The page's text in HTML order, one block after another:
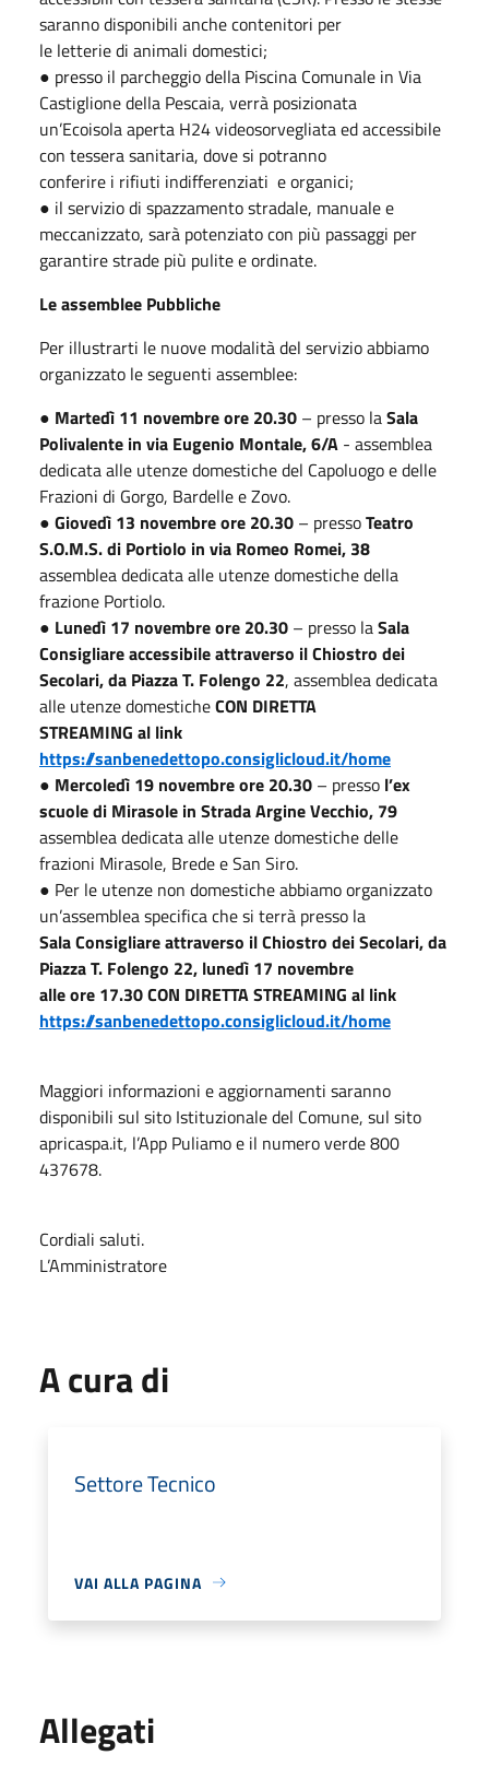
saranno disponibili anche contenitori per
le letterie di animali domestici;
● presso il parcheggio della Piscina Comunale in Via
Castiglione della Pescaia, verrà posizionata
un’Ecoisola aperta H24 videosorvegliata ed accessibile
con tessera sanitaria, dove si potranno
conferire i rifiuti indifferenziati e organici;
● il servizio di spazzamento stradale, manuale e
meccanizzato, sarà potenziato con più passaggi per
garantire strade più pulite e ordinate.
Le assemblee Pubbliche
Per illustrarti le nuove modalità del servizio abbiamo
organizzato le seguenti assemblee:
● Martedì 11 novembre ore 20.30 – presso laSala
Polivalente in via Eugenio Montale, 6/A - assemblea
dedicata alle utenze domestiche del Capoluogo e delle
Frazioni di Gorgo, Bardelle e Zovo.
● Giovedì 13 novembre ore 20.30 – pressoTeatro
S.O.M.S. di Portiolo in via Romeo Romei, 38
assemblea dedicata alle utenze domestiche della
frazione Portiolo.
● Lunedì 17 novembre ore 20.30 – presso laSala
Consigliare accessibile attraverso il Chiostro dei
Secolari, da Piazza T. Folengo 22, assemblea dedicata
alle utenze domesticheCON DIRETTA
STREAMING al link
https://sanbenedettopo.consiglicloud.it/home
● Mercoledì 19 novembre ore 20.30 – presso l’ex
scuole di Mirasole in Strada Argine Vecchio, 79
assemblea dedicata alle utenze domestiche delle
frazioni Mirasole, Brede e San Siro.
● Per le utenze non domestiche abbiamo organizzato
un’assemblea specifica che si terrà presso la
Sala Consigliare attraverso il Chiostro dei Secolari, da
Piazza T. Folengo 22, lunedì 17 novembre
alle ore 17.30 CON DIRETTA STREAMING al link
https://sanbenedettopo.consiglicloud.it/home
Maggiori informazioni e aggiornamenti saranno
disponibili sul sito Istituzionale del Comune, sul sito
apricaspa.it, l’App Puliamo e il numero verde 800
437678.
Cordiali saluti.
L’Amministratore
A cura di
Settore Tecnico
VAI ALLA PAGINA
Allegati